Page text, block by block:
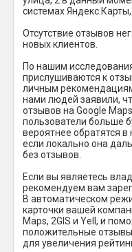
системах Яндекс.Карты,
Отсутствие отзывов
новых клиентов.
По нашим
прислушиваются к
личным
нами людей заявили,
отзывов на Google
пользователи больше
вероятнее обратятся
если локально она
без отзывов.
Если вы являетесь
рекомендуем вам
В автоматическом
карточки вашей
Maps, 2GIS и Yell, и
положительные
для увеличения